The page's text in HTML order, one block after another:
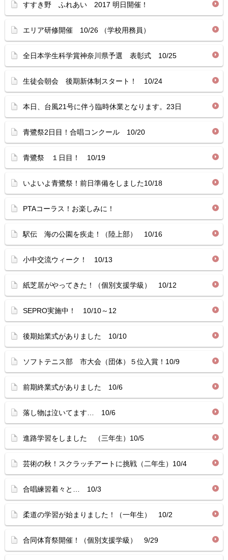
すすき野 ふれあい 2017 明日開催！
エリア研修開催 10/26 （学校用務員）
全日本学生科学賞神奈川県予選 表彰式 10/25
生徒会朝会 後期新体制スタート！ 10/24
本日、台風21号に伴う臨時休業となります。23日
青鷺祭2日目！合唱コンクール 10/20
青鷺祭 １日目！ 10/19
いよいよ青鷺祭！前日準備をしました10/18
PTAコーラス！お楽しみに！
駅伝 海の公園を疾走！（陸上部） 10/16
小中交流ウィーク！ 10/13
紙芝居がやってきた！（個別支援学級） 10/12
SEPRO実施中！ 10/10～12
後期始業式がありました 10/10
ソフトテニス部 市大会（団体）５位入賞！10/9
前期終業式がありました 10/6
落し物は泣いてます… 10/6
進路学習をしました （三年生）10/5
芸術の秋！スクラッチアートに挑戦（二年生）10/4
合唱練習着々と… 10/3
柔道の学習が始まりました！（一年生） 10/2
合同体育祭開催！（個別支援学級） 9/29